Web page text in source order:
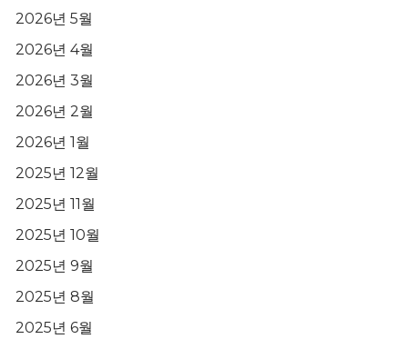
2026년 5월
2026년 4월
2026년 3월
2026년 2월
2026년 1월
2025년 12월
2025년 11월
2025년 10월
2025년 9월
2025년 8월
2025년 6월